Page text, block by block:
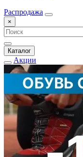
Распродажа
×
Каталог
Акции